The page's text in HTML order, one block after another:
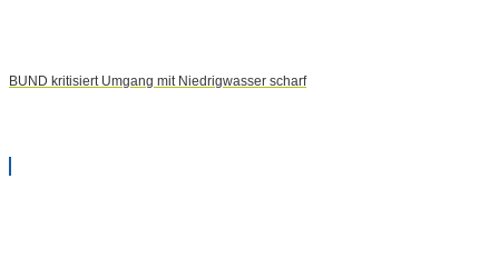
BUND kritisiert Umgang mit Niedrigwasser scharf